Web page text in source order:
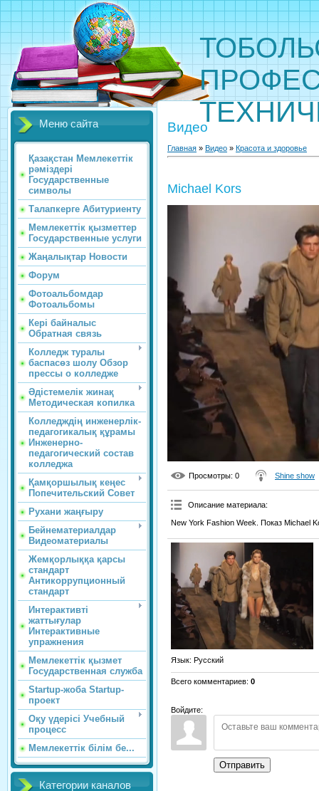
Меню сайта
Қазақстан Мемлекеттік
рәміздері
Государственные
символы
Талапкерге Абитуриенту
Мемлекеттік қызметтер
Государственные услуги
Жаңалықтар Новости
Форум
Фотоальбомдар
Фотоальбомы
Кері байналыс
Обратная связь
Колледж туралы
баспасөз шолу Обзор
прессы о колледже
Әдістемелік жинақ
Методическая копилка
Колледждің инженерлік-
педагогикалық құрамы
Инженерно-
педагогический состав
колледжа
Қамқоршылық кеңес
Попечительский Совет
Рухани жаңғыру
Бейнематериалдар
Видеоматериалы
Жемқорлыққа қарсы
стандарт
Антикоррупционный
стандарт
Интерактивті
жаттығулар
Интерактивные
упражнения
Мемлекеттік қызмет
Государственная служба
Startup-жоба Startup-
проект
Оқу үдерісі Учебный
процесс
Мемлекеттік білім бе...
Категории каналов
Видео
Главная » Видео » Красота и здоровье
Michael Kors
Просмотры: 0 Shine show
Описание материала:
New York Fashion Week. Показ Michael
Язык: Русский
Всего комментариев: 0
Войдите:
Отправить